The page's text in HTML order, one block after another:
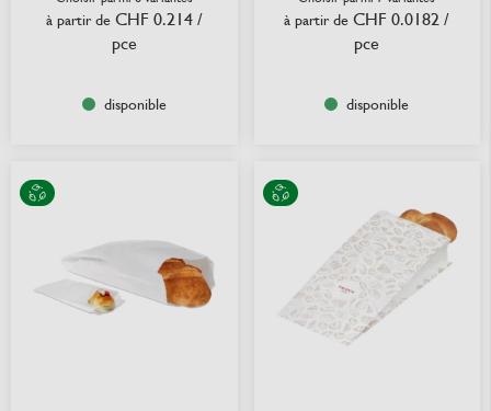
à partir de CHF 0.214 /
pce
disponible
à partir de CHF 0.0182 /
pce
disponible